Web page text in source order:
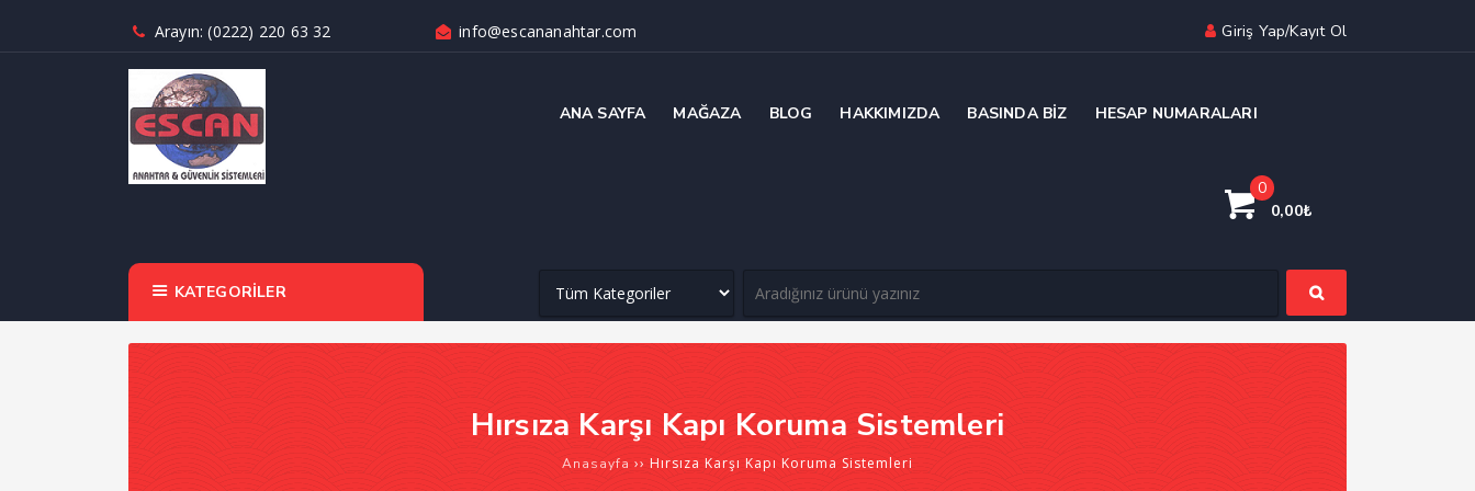
Arayın: (0222) 220 63 32 info@escananahtar.com Giriş Yap/Kayıt Ol
ANA SAYFA MAĞAZA BLOG HAKKIMIZDA BASINDA BIZ HESAP NUMARALARI
0
0,00₺
KATEGORİLER
Hırsıza Karşı Kapı Koruma Sistemleri
Anasayfa ›› Hırsıza Karşı Kapı Koruma Sistemleri